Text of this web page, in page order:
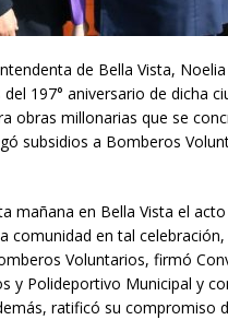
de Bella Vista,
197° aniversario de dicha
obras millonarias que se
subsidios a Bomberos
mañana en Bella Vista el
comunidad en tal
Voluntarios, firmó
y Polideportivo Municipal y
ratificó su compromiso